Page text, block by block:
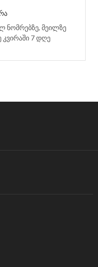
ნომრებზე, მეილზე
7 დღე